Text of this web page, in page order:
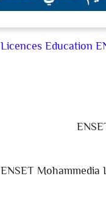
Licences Education
ENSET